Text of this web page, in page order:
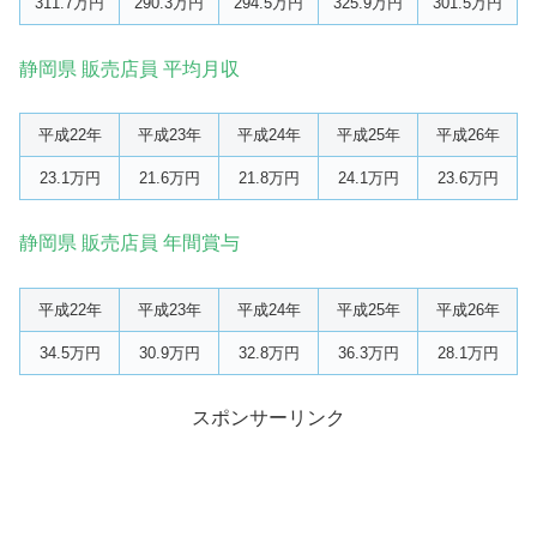
静岡県 販売店員 平均月収
平成22年 平成23年 平成24年 平成25年 平成26年
23.1万円 21.6万円 21.8万円 24.1万円 23.6万円
静岡県 販売店員 年間賞与
平成22年 平成23年 平成24年 平成25年 平成26年
34.5万円 30.9万円 32.8万円 36.3万円 28.1万円
スポンサーリンク